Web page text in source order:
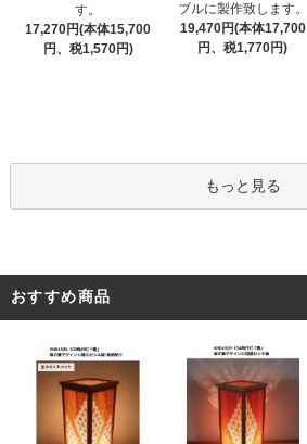
す。
17,270円(本体15,700
円、税1,570円)
ブルに製作致します。
19,470円(本体17,700
円、税1,770円)
もっと見る
おすすめ商品